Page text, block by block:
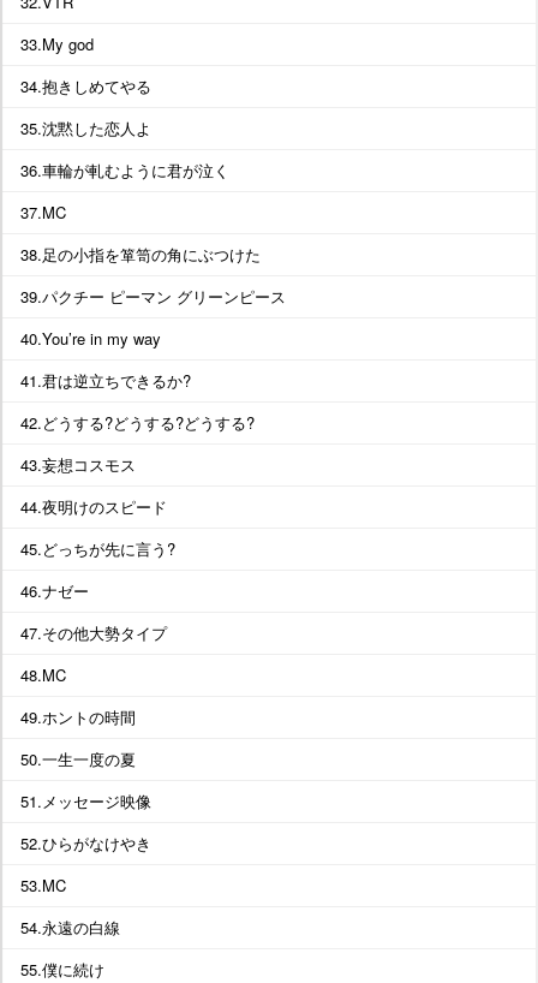
33.My god
34.抱きしめてやる
35.沈黙した恋人よ
36.車輪が軋むように君が泣く
37.MC
38.足の小指を箪笥の角にぶつけた
39.パクチー ピーマン グリーンピース
40.You’re in my way
41.君は逆立ちできるか?
42.どうする?どうする?どうする?
43.妄想コスモス
44.夜明けのスピード
45.どっちが先に言う?
46.ナゼー
47.その他大勢タイプ
48.MC
49.ホントの時間
50.一生一度の夏
51.メッセージ映像
52.ひらがなけやき
53.MC
54.永遠の白線
55.僕に続け